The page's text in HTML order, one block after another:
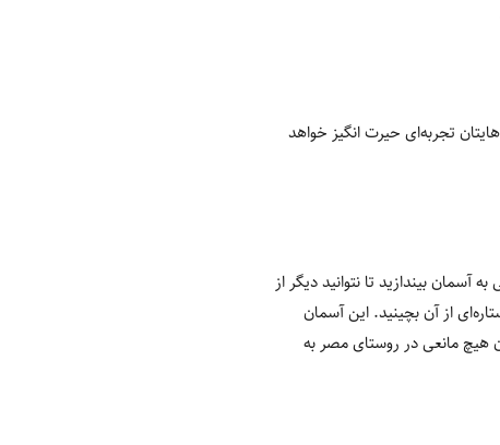
تجربه‌ای حیرت انگیز خواهد
بیندازید تا نتوانید دیگر از
از آن بچینید. این آسمان
هیچ مانعی در روستای مصر به